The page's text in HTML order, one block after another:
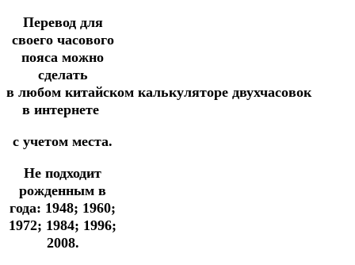
Перевод для
своего часового
пояса можно
сделать
в любом китайском калькуляторе двухчасовок
в интернете
с учетом места.
Не подходит
рожденным в
года: 1948; 1960;
1972; 1984; 1996;
2008.